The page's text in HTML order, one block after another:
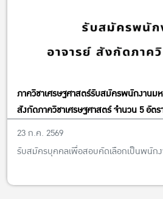
ภาควิชาเศรษฐศาสตร์รับสมัครพนักงานม
สังกัดภาควิชาเศรษฐศาสตร์ จำนวน 5 อัต
13 พฤศจิกายน พ.ศ. 2569
23 ก.ค. 2569
รับสมัครบุคคลเพื่อสอบคัดเลือกเป็นพนัก